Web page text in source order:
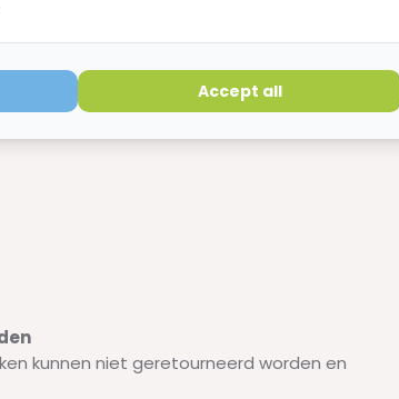
kunnen niet geretourneerd worden en
Accept all